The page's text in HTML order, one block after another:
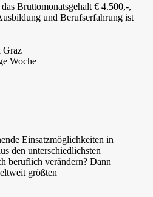
Bruttomonatsgehalt € 4.500,-,
und Berufserfahrung ist
Graz
Woche
Einsatzmöglichkeiten in
den unterschiedlichsten
beruflich verändern? Dann
größten